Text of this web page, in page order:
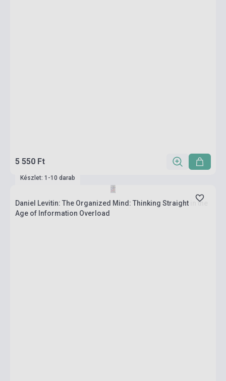
5 550 Ft
Készlet: 1-10 darab
Daniel Levitin: The Organized Mind: Thinking Straight in the
Age of Information Overload